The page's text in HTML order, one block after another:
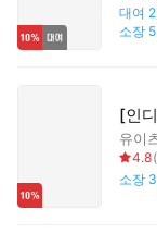
대여
소장
[인
유이
4.8(
소장